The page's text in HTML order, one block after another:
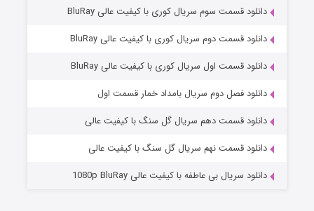
مردگان متحرک: شهر مرده ۳
قسمت2 (زیرنویس) منتشر شد
دانلود قسمت سوم سریال کوری با کیفیت عالی BluRay
دانلود قسمت دوم سریال کوری با کیفیت عالی BluRay
دانلود قسمت اول سریال کوری با کیفیت عالی BluRay
دانلود فصل دوم سریال بامداد خمار قسمت اول
دانلود قسمت دهم سریال گل سنگ با کیفیت عالی
دانلود قسمت نهم سریال گل سنگ با کیفیت عالی
دانلود سریال بی عاطفه با کیفیت عالی 1080p BluRay